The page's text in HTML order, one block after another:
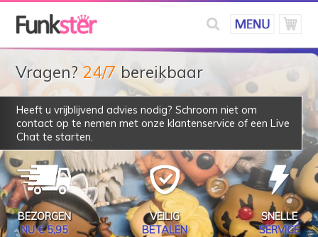
Vragen? 24/7 bereikbaar
Heeft u vrijblijvend advies nodig? Schroom niet om
contact op te nemen met onze klantenservice of een Live
Chat te starten.
BEZORGEN
NU € 5,95
VEILIG
BETALEN
SNELLE
SERVICE